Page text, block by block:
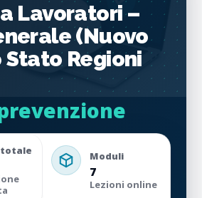
Lavoratori –
(Nuovo
Regioni
Moduli
7
Lezioni online